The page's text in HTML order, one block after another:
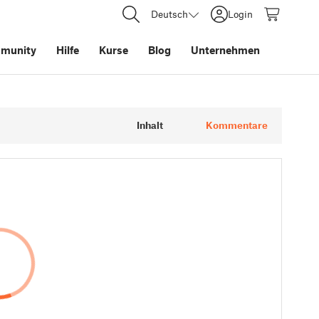
Deutsch Login
Hilfe Kurse Blog Unternehmen
Inhalt Kommentare